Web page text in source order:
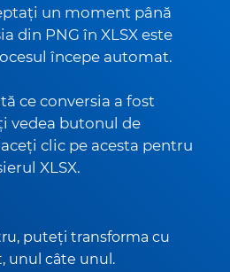
un moment până
din PNG în XLSX este
începe automat.
ce conversia a fost
vedea butonul de
clic pe acesta pentru
XLSX.
puteți transforma cu
unul câte unul.